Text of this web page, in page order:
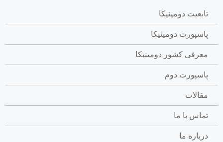
تابعیت دومینیکا
پاسپورت دومینیکا
معرفی کشور دومینیکا
پاسپورت دوم
مقالات
تماس با ما
درباره ما